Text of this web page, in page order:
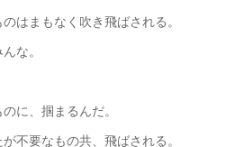
はまもなく吹き飛ばされる。
な。
に、掴まるんだ。
不要なもの共、飛ばされる。